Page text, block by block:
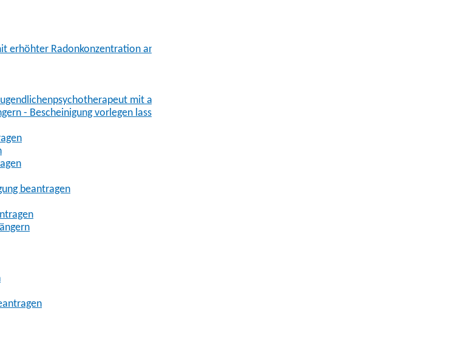
erhöhter Radonkonzentration anmelden
mit ausländischer Berufsausbildung – Approbation beantragen
- Bescheinigung vorlegen lassen
beantragen